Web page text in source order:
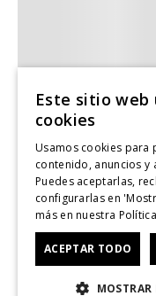
Este sitio web
cookies
Usamos cookies para
contenido, anuncios y
Puedes aceptarlas,
configurarlas en
más en nuestra
ACEPTAR TODO
MOSTRAR